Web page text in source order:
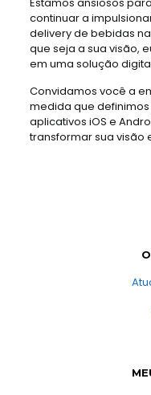
continuar a
delivery de bebidas
que seja a sua visão,
em uma solução
Convidamos você a
medida que
aplicativos iOS e
transformar sua visão